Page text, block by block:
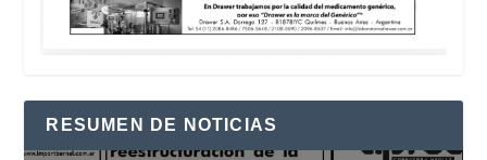
RESUMEN DE NOTICIAS